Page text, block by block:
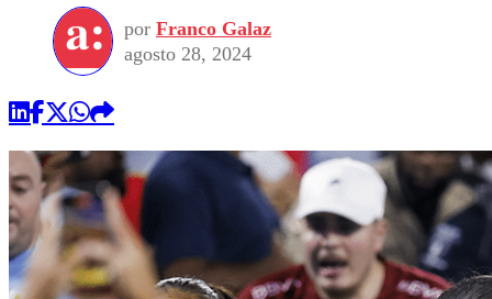
Seleccion Chilena
Torneo Internacional
Universidad de Chile
Economía
Internacional
Sustentabilidad
Publicaciones en medios
Opinión
por Franco Galaz
agosto 28, 2024